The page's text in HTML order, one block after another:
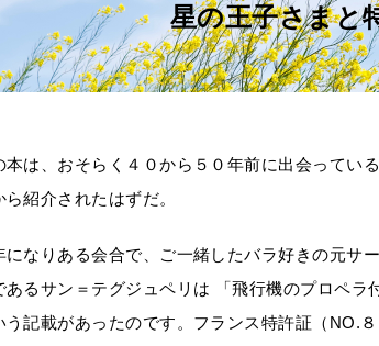
星の王子さまと
本は、おそらく４０から５０年前に出会ってい
紹介されたはずだ。
になりある会合で、ご一緒したバラ好きの元サ
あるサン＝テグジュペリは 「飛行機のプロペ
記載があったのです。フランス特許証（NO.